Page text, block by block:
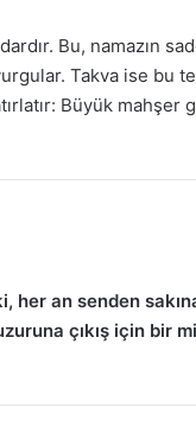
Bu, namazın
Takva ise
Büyük
her an senden
çıkış için bir